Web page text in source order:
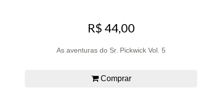
R$ 44,00
As aventuras do Sr. Pickwick Vol. 5
Comprar